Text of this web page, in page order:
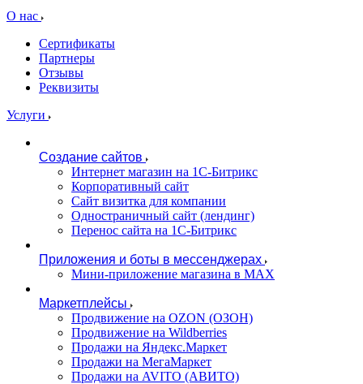
О нас
Сертификаты
Партнеры
Отзывы
Реквизиты
Услуги
Создание сайтов
Интернет магазин на 1С-Битрикс
Корпоративный сайт
Сайт визитка для компании
Одностраничный сайт (лендинг)
Перенос сайта на 1С-Битрикс
Приложения и боты в мессенджерах
Мини-приложение магазина в MAX
Маркетплейсы
Продвижение на OZON (ОЗОН)
Продвижение на Wildberries
Продажи на Яндекс.Маркет
Продажи на МегаМаркет
Продажи на AVITO (АВИТО)